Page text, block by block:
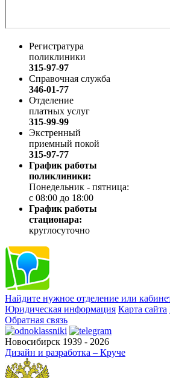
Регистратура
поликлиники
315-97-97
Справочная служба
346-01-77
Отделение
платных услуг
315-99-99
Экстренный
приемный покой
315-97-77
График работы
поликлиники:
Понедельник - пятница:
с 08:00 до 18:00
График работы
стационара:
круглосуточно
Найдите нужное отделение или
Юридическая информация Карта сайта
Обратная связь
Новосибирск 1939 - 2026
Дизайн и разработка – Круче